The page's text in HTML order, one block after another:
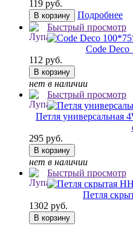
119 руб.
В корзину
Подробнее
Быстрый просмотр
Code
112 руб.
В корзину
нет в наличии
Быстрый просмотр
Петля универсальная
295 руб.
В корзину
нет в наличии
Быстрый просмотр
Петля
1302 руб.
В корзину